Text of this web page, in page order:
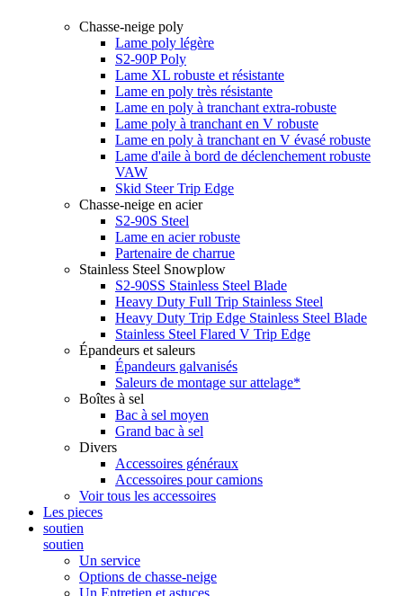
Chasse-neige poly
Lame poly légère
S2-90P Poly
Lame XL robuste et résistante
Lame en poly très résistante
Lame en poly à tranchant extra-robuste
Lame poly à tranchant en V robuste
Lame en poly à tranchant en V évasé robuste
Lame d'aile à bord de déclenchement robuste
VAW
Skid Steer Trip Edge
Chasse-neige en acier
S2-90S Steel
Lame en acier robuste
Partenaire de charrue
Stainless Steel Snowplow
S2-90SS Stainless Steel Blade
Heavy Duty Full Trip Stainless Steel
Heavy Duty Trip Edge Stainless Steel Blade
Stainless Steel Flared V Trip Edge
Épandeurs et saleurs
Épandeurs galvanisés
Saleurs de montage sur attelage*
Boîtes à sel
Bac à sel moyen
Grand bac à sel
Divers
Accessoires généraux
Accessoires pour camions
Voir tous les accessoires
Les pieces
soutien
soutien
Un service
Options de chasse-neige